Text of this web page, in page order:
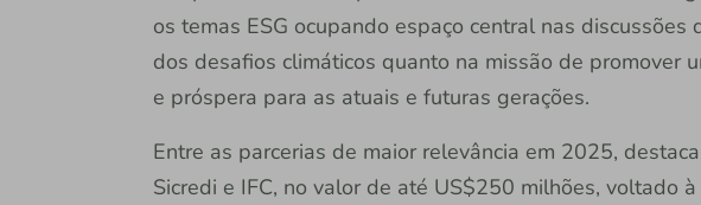
os temas ESG ocupando espaço central nas discussões
dos desafios climáticos quanto na missão de promover
e próspera para as atuais e futuras gerações.
Entre as parcerias de maior relevância em 2025,
Sicredi e IFC, no valor de até US$250 milhões, voltado